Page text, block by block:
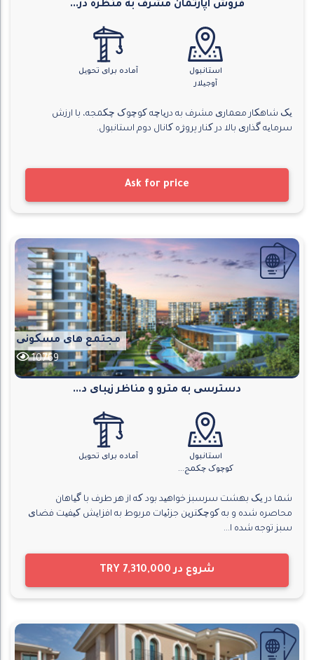
فروش آپارتمان مشرف به منظره در...
استانبول
آوجیلار
آماده برای تحویل
یک شاهکار معماری مشرف به دریاچه کوچوک چکمجه، با ارزش
سرمایه گذاری بالا در کنار پروژه کانال دوم استانبول.
Ask for price
مجتمع های مسکونی
10769
دسترسی به مترو و مناظر زیبای د...
استانبول
کوچوک چکمج...
آماده برای تحویل
شما در یک بهشت ​​سرسبز خواهید بود که از هر طرف با گیاهان
محاصره شده و به کوچکترین جزئیات مربوط به افزایش کیفیت فضای
سبز توجه شده ا...
شروع در TRY 7,310,000